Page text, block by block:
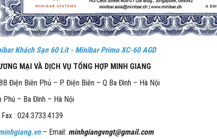
Khách Sạn 60 Lít - Minibar Primo XC-60 AGD
MẠI VÀ DỊCH VỤ TỔNG HỢP MINH GIANG
Điện Biên Phủ – P. Điện Biên – Q Ba Đình – Hà Nội
Phú – Ba Đình – Hà Nội
: 024.3733.4139
– Email: minhgiangvngt@gmail.com